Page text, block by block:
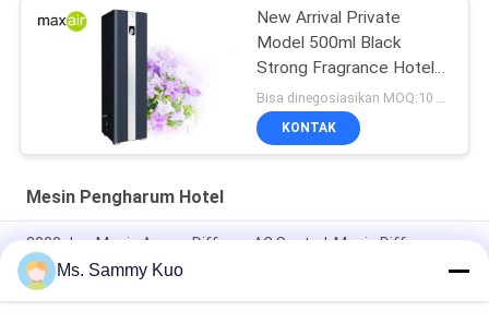
New Arrival Private
Model 500ml Black
Strong Fragrance Hotel
Lobby Scent Machine
KONTAK
Mesin Pengharum Hotel
3000cbm Mesin Aroma Diffuser AC Sentral, Mesin Diffuser
Aroma HVAC 50W
Metal 22W 1500CBM Lobi Hotel Aroma Diffuser 12V2A
Ms. Sammy Kuo